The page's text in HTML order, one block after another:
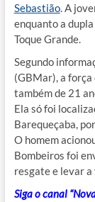
Sebastião. A
enquanto a
Toque Grande.
Segundo
(GBMar), a
também de 21
Ela só foi
Barequeçaba,
O homem
Bombeiros foi
resgate e levar
Siga o canal